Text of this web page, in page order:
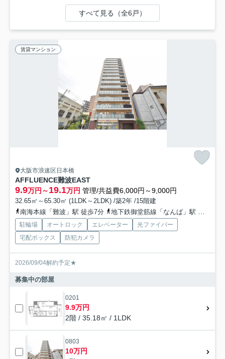
すべて見る（全6戸）
賃貸マンション
大阪市浪速区日本橋
AFFLUENCE難波EAST
9.9万円～19.1万円 管理/共益費6,000円～9,000円
32.65㎡～65.30㎡ (1LDK～2LDK) /築2年 /15階建
南海本線「難波」駅 徒歩7分
地下鉄御堂筋線「なんば」駅 徒歩11分
駐輪場 オートロック エレベーター
光ファイバー
宅配ボックス
防犯カメラ
2026/09/04解約予定★
募集中の部屋
0201
9.9万円
2階 / 35.18㎡ / 1LDK
0803
10万円